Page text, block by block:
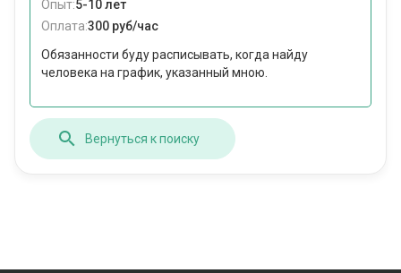
Опыт:5-10 лет
Оплата:300 руб/час
Обязанности буду расписывать, когда найду
человека на график, указанный мною.
Вернуться к поиску